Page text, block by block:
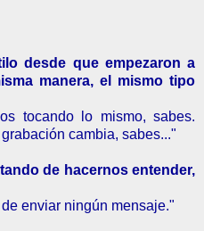
desde que empezaron a
manera, el mismo tipo
tocando lo mismo, sabes.
cambia, sabes..."
de hacernos entender,
enviar ningún mensaje."